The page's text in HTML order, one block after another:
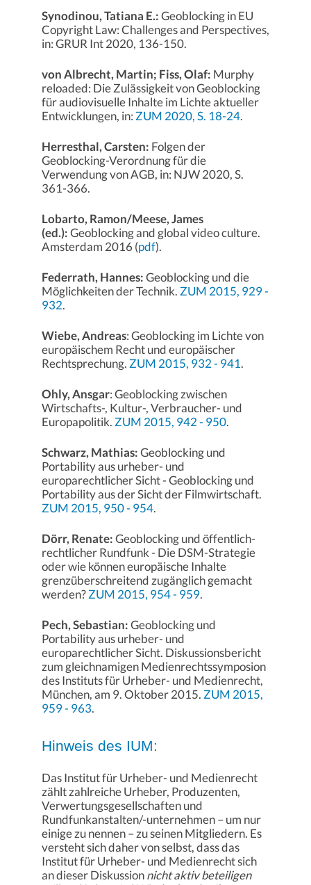
Synodinou, Tatiana E.:Geoblocking in EU
Copyright Law: Challenges and Perspectives,
in: GRUR Int 2020, 136-150.
von Albrecht, Martin; Fiss, Olaf: Murphy
reloaded: Die Zulässigkeit von Geoblocking
für audiovisuelle Inhalte im Lichte aktueller
Entwicklungen, in:ZUM 2020, S. 18-24.
Herresthal, Carsten: Folgen der
Geoblocking-Verordnung für die
Verwendung von AGB, in: NJW 2020, S.
361-366.
Lobarto, Ramon/Meese, James
(ed.):Geoblocking and global video culture.
Amsterdam 2016 (pdf).
Federrath, Hannes:Geoblocking und die
Möglichkeiten der Technik.ZUM 2015, 929 -
932.
Wiebe, Andreas: Geoblocking im Lichte von
europäischem Recht und europäischer
Rechtsprechung.ZUM 2015, 932 - 941.
Ohly, Ansgar: Geoblocking zwischen
Wirtschafts-, Kultur-, Verbraucher- und
Europapolitik.ZUM 2015, 942 - 950.
Schwarz, Mathias:Geoblocking und
Portability aus urheber- und
europarechtlicher Sicht - Geoblocking und
Portability aus der Sicht der Filmwirtschaft.
ZUM 2015, 950 - 954.
Dörr, Renate:Geoblocking und öffentlich-
rechtlicher Rundfunk - Die DSM-Strategie
oder wie können europäische Inhalte
grenzüberschreitend zugänglich gemacht
werden?ZUM 2015, 954 - 959.
Pech, Sebastian:Geoblocking und
Portability aus urheber- und
europarechtlicher Sicht. Diskussionsbericht
zum gleichnamigen Medienrechtssymposion
des Instituts für Urheber- und Medienrecht,
München, am 9. Oktober 2015.ZUM 2015,
959 - 963.
Hinweis des IUM:
Das Institut für Urheber- und Medienrecht
zählt zahlreiche Urheber, Produzenten,
Verwertungsgesellschaften und
Rundfunkanstalten/-unternehmen – um nur
einige zu nennen – zu seinen Mitgliedern. Es
versteht sich daher von selbst, dass das
Institut für Urheber- und Medienrecht sich
an dieser Diskussionnicht aktiv beteiligen